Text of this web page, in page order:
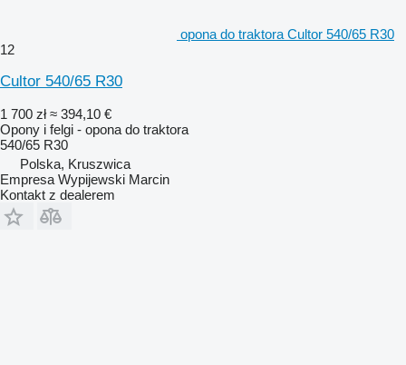
opona do traktora Cultor 540/65 R30
12
Cultor 540/65 R30
1 700 zł ≈ 394,10 €
Opony i felgi - opona do traktora
540/65 R30
Polska, Kruszwica
Empresa Wypijewski Marcin
Kontakt z dealerem